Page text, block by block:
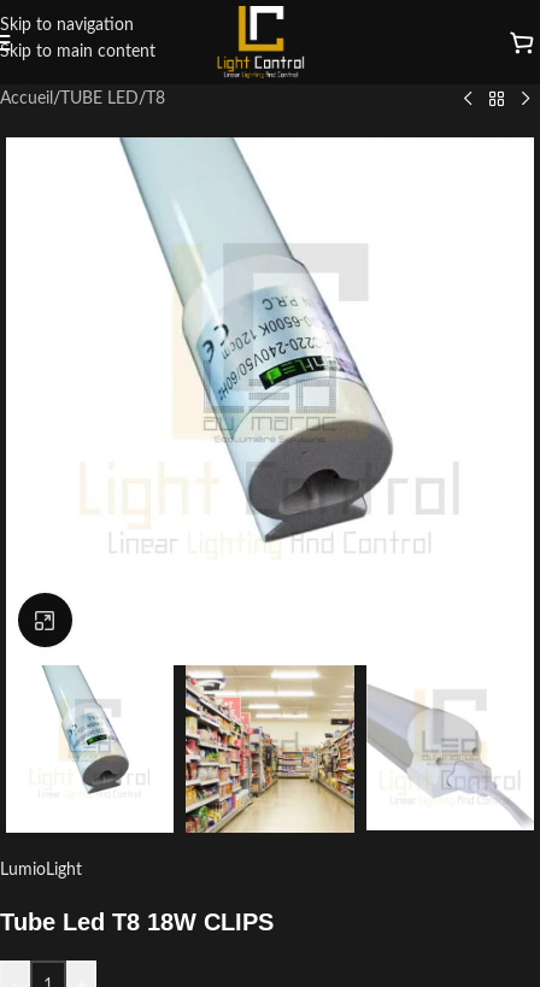
Skip to navigation
Skip to main content
Accueil / TUBE LED/ T8
Click to enlarge
LumioLight
Tube Led T8 18W CLIPS